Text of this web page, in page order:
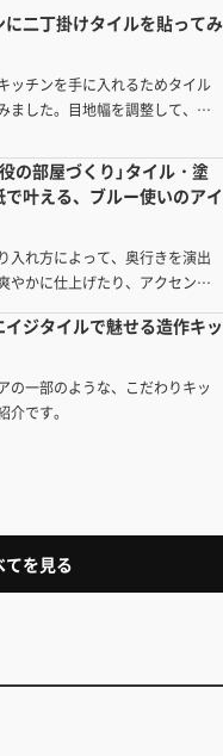
に二丁掛けタイルを貼ってみ
ッチンを手に入れるためタイル
ました。目地幅を調整して、タ
の部屋づくり」タイル・塗
で叶える、ブルー使いのアイ
入れ方によって、奥行きを演出
やかに仕上げたり、アクセント
例を、タイル・塗装・壁紙・素
取り入れ方別にピックアップ。
イジタイルで魅せる造作キッ
の一部のような、こだわりキッ
介です。
てを見る